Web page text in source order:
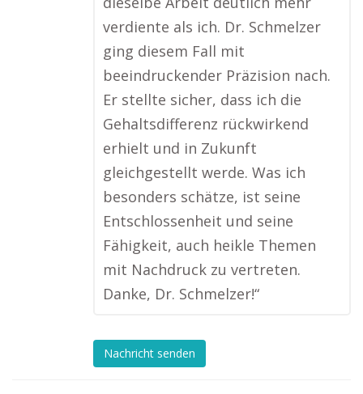
verdiente als ich. Dr. Schmelzer
ging diesem Fall mit
beeindruckender Präzision nach.
Er stellte sicher, dass ich die
Gehaltsdifferenz rückwirkend
erhielt und in Zukunft
gleichgestellt werde. Was ich
besonders schätze, ist seine
Entschlossenheit und seine
Fähigkeit, auch heikle Themen
mit Nachdruck zu vertreten.
Danke, Dr. Schmelzer!“
Nachricht senden